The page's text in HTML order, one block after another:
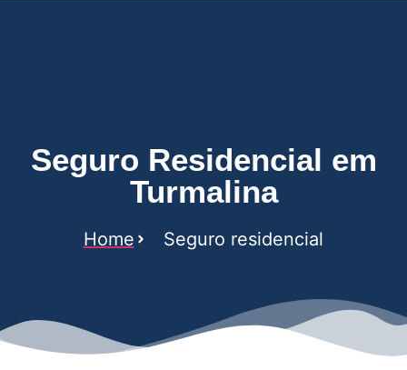
Seguro Residencial em
Turmalina
Home Seguro residencial